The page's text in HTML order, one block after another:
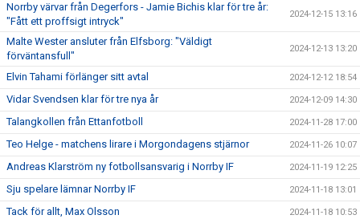
Norrby värvar från Degerfors - Jamie Bichis klar för tre år:
"Fått ett proffsigt intryck"
2024-12-15 13:16
Malte Wester ansluter från Elfsborg: "Väldigt
förväntansfull"
2024-12-13 13:20
Elvin Tahami förlänger sitt avtal 2024-12-12 18:54
Vidar Svendsen klar för tre nya år 2024-12-09 14:30
Talangkollen från Ettanfotboll 2024-11-28 17:00
Teo Helge - matchens lirare i Morgondagens stjärnor 2024-11-26 10:07
Andreas Klarström ny fotbollsansvarig i Norrby IF 2024-11-19 12:25
Sju spelare lämnar Norrby IF 2024-11-18 13:01
Tack för allt, Max Olsson 2024-11-18 10:53